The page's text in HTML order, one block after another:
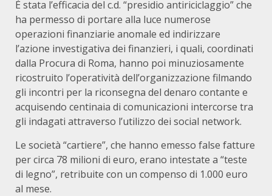
È stata l’efficacia del c.d. “presidio antiriciclaggio” che
ha permesso di portare alla luce numerose
operazioni finanziarie anomale ed indirizzare
l’azione investigativa dei finanzieri, i quali, coordinati
dalla Procura di Roma, hanno poi minuziosamente
ricostruito l’operatività dell’organizzazione filmando
gli incontri per la riconsegna del denaro contante e
acquisendo centinaia di comunicazioni intercorse tra
gli indagati attraverso l’utilizzo dei social network.
Le società “cartiere”, che hanno emesso false fatture
per circa 78 milioni di euro, erano intestate a “teste
di legno”, retribuite con un compenso di 1.000 euro
al mese.